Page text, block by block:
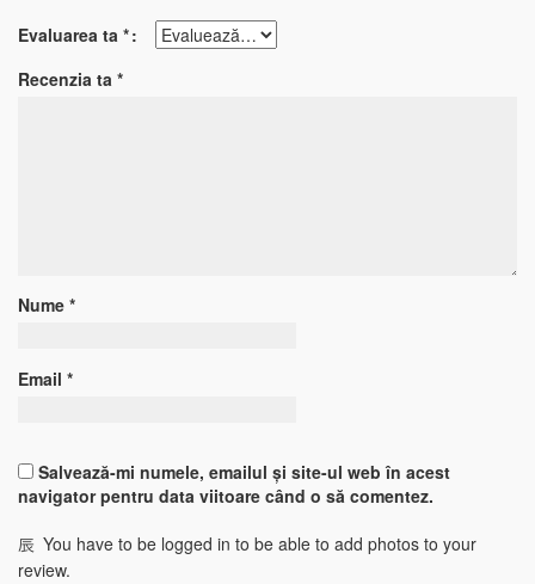
Evaluarea ta *
Recenzia ta *
Nume *
Email *
Salvează-mi numele, emailul și site-ul web în acest
navigator pentru data viitoare când o să comentez.
You have to be logged in to be able to add photos to your
review.